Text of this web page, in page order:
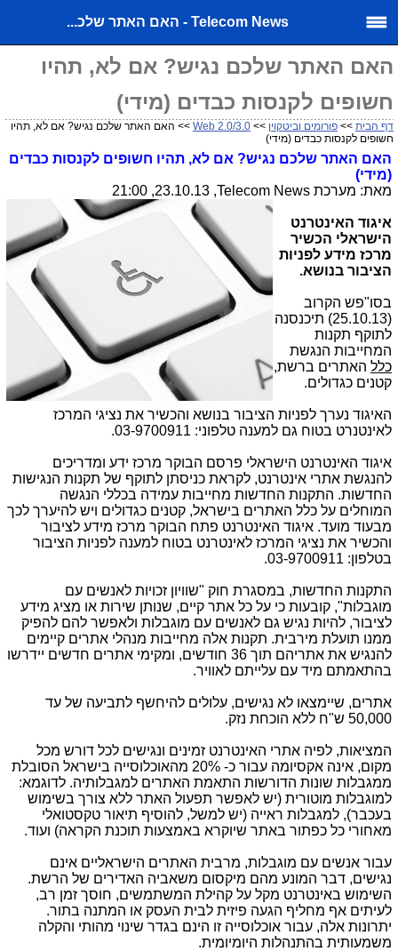
Telecom News - האם האתר שלכ...
האם האתר שלכם נגיש? אם לא, תהיו
חשופים לקנסות כבדים (מידי)
דף הבית >> פורומים וביטקוין >>
Web 2.0/3.0 >> האם האתר שלכם נגיש? אם לא, תהיו
חשופים לקנסות כבדים (מידי)
האם האתר שלכם נגיש? אם לא, תהיו חשופים לקנסות כבדים
(מידי)
מאת: מערכת Telecom News
, 23.10.13, 21:00
איגוד האינטרנט
הישראלי הכשיר
מרכז מידע לפניות
הציבור בנושא.
בסו"פש הקרוב
(25.10.13) תיכנסנה
לתוקף תקנות
המחייבות הנגשת
כלל האתרים ברשת,
קטנים כגדולים.
האיגוד נערך לפניות הציבור בנושא והכשיר את נציגי המרכז
לאינטנרט בטוח גם למענה טלפוני: 03-9700911.
איגוד האינטרנט הישראלי פרסם הבוקר מרכז ידע ומדריכים
להנגשת אתרי אינטרנט, לקראת כניסתן לתוקף של תקנות הנגישות
החדשות. התקנות החדשות מחייבות עמידה בכללי הנגשה
המוחלים על כלל האתרים בישראל, קטנים כגדולים ויש להיערך לכך
מבעוד מועד. איגוד האינטרנט פתח הבוקר מרכז מידע לציבור
והכשיר את נציגי המרכז לאינטרנט בטוח למענה לפניות הציבור
בטלפון: 03-9700911.
התקנות החדשות, במסגרת חוק "שוויון זכויות לאנשים עם
מוגבלות", קובעות כי על כל אתר קיים, שנותן שירות או מציג מידע
לציבור, להיות נגיש גם לאנשים עם מוגבלות ולאפשר להם להפיק
ממנו תועלת מירבית. תקנות אלה מחייבות מנהלי אתרים קיימים
להנגיש את אתריהם תוך 36 חודשים, ומקימי אתרים חדשים יידרשו
בהתאמתם מיד עם עלייתם לאוויר.
אתרים, שיימצאו לא נגישים, עלולים להיחשף לתביעה של עד
50,000 ש"ח ללא הוכחת נזק.
המציאות, לפיה אתרי האינטרנט זמינים ונגישים לכל דורש מכל
מקום, אינה אקסיומה עבור כ- 20% מהאוכלוסייה בישראל הסובלת
ממגבלות שונות הדורשות התאמת האתרים למגבלותיה. לדוגמא:
למוגבלות מוטורית (יש לאפשר תפעול האתר ללא צורך בשימוש
בעכבר), למגבלות ראייה (יש למשל, להוסיף תיאור טקסטואלי
מאחורי כל כפתור באתר שיוקרא באמצעות תוכנת הקראה) ועוד.
עבור אנשים עם מוגבלות, מרבית האתרים הישראליים אינם
נגישים, דבר המונע מהם מיקסום משאביה האדירים של הרשת.
השימוש באינטרנט מקל על קהילת המשתמשים, חוסך זמן רב,
לעיתים אף מחליף הגעה פיזית לבית העסק או המתנה בתור.
יתרונות אלה, עבור אוכלוסייה זו הינם בגדר שינוי מהותי והקלה
משמעותית בהתנהלות היומיומית.